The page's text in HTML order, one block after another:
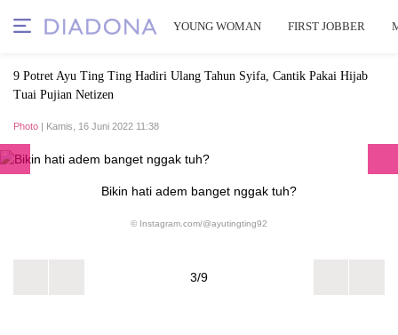
YOUNG WOMAN FIRST JOBBER
9 Potret Ayu Ting Ting Hadiri Ulang Tahun Syifa, Cantik Pakai Hijab
Tuai Pujian Netizen
Photo | Kamis, 16 Juni 2022 11:38
Bikin hati adem banget nggak tuh?
© Instagram.com/@ayutingting92
3/9